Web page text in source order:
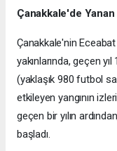
Çanakkale'de
Çanakkale'nin
yakınlarında, geçen
(yaklaşık 980 futbol
etkileyen yangının
geçen bir yılın
başladı.